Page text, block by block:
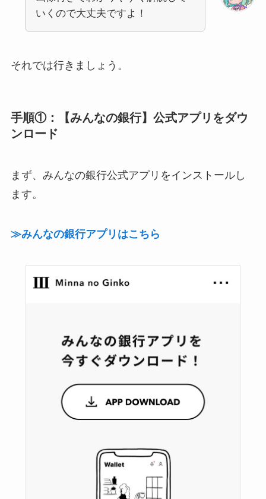
いくので大丈夫ですよ！
それでは行きましょう。
手順①：【みんなの銀行】公式アプリをダウ
ンロード
まず、みんなの銀行公式アプリをインストールし
ます。
≫みんなの銀行アプリはこちら